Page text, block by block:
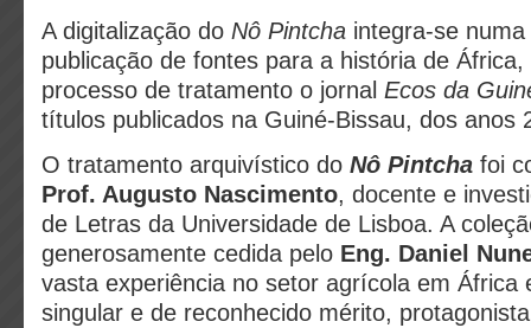
A digitalização do Nô Pintcha integra-se
publicação de fontes para a história de
processo de tratamento o jornal Ecos da
títulos publicados na Guiné-Bissau, dos anos
O tratamento arquivístico do Nô Pintcha foi
Prof. Augusto Nascimento, docente e
de Letras da Universidade de Lisboa. A
generosamente cedida pelo Eng. Daniel
vasta experiência no setor agrícola em África
singular e de reconhecido mérito,